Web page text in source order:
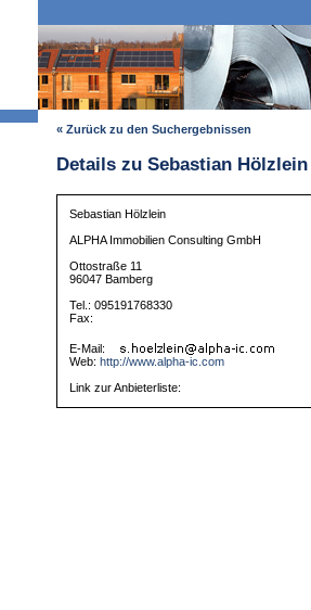
« Zurück zu den Suchergebnissen
Details zu Sebastian Hölzlein
Sebastian Hölzlein
ALPHA Immobilien Consulting GmbH
Ottostraße 11
96047 Bamberg
Tel.: 095191768330
Fax:
E-Mail:
Web: http://www.alpha-ic.com
Link zur Anbieterliste: